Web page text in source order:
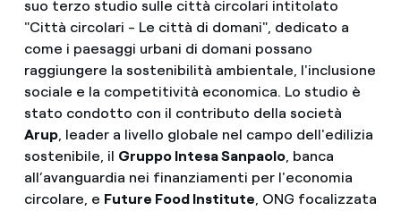
suo terzo studio sulle città circolari intitolato
"Città circolari - Le città di domani", dedicato a
come i paesaggi urbani di domani possano
raggiungere la sostenibilità ambientale, l'inclusione
sociale e la competitività economica. Lo studio è
stato condotto con il contributo della società
Arup, leader a livello globale nel campo dell'edilizia
sostenibile, il Gruppo Intesa Sanpaolo, banca
all’avanguardia nei finanziamenti per l'economia
circolare, e Future Food Institute, ONG focalizzata